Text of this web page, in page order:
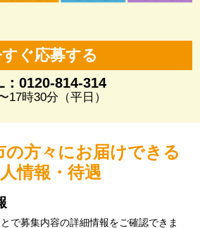
ぐ応募する
：0120-814-314
17時30分（平日）
の方々にお届けできる
情報・待遇
で募集内容の詳細情報をご確認できま